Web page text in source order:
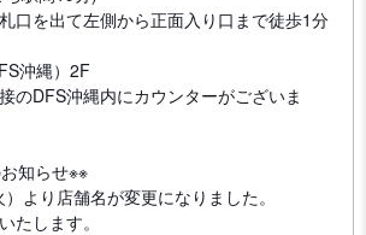
口を出て左側から正面入り口まで徒歩1分
沖縄）2F
のDFS沖縄内にカウンターがございま
知らせ※※
より店舗名が変更になりました。
たします。